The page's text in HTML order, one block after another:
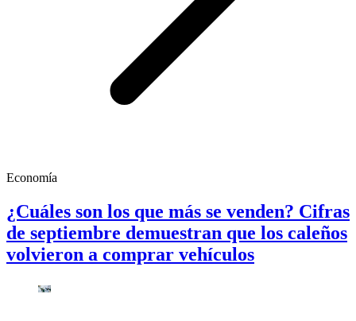
Economía
¿Cuáles son los que más se venden? Cifras
de septiembre demuestran que los caleños
volvieron a comprar vehículos